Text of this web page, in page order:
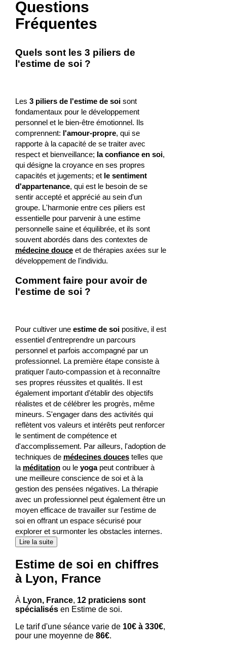
Questions
Fréquentes
Quels sont les 3 piliers de
l'estime de soi ?
Les 3 piliers de l'estime de soisont
fondamentaux pour le développement
personnel et le bien-être émotionnel. Ils
comprennent: l'amour-propre, qui se
rapporte à la capacité de se traiter avec
respect et bienveillance; la confiance en soi,
qui désigne la croyance en ses propres
capacités et jugements; et le sentiment
d'appartenance, qui est le besoin de se
sentir accepté et apprécié au sein d'un
groupe. L'harmonie entre ces piliers est
essentielle pour parvenir à une estime
personnelle saine et équilibrée, et ils sont
souvent abordés dans des contextes de
médecine douceet de thérapies axées sur le
développement de l'individu.
Comment faire pour avoir de
l'estime de soi ?
Pour cultiver une estime de soipositive, il est
essentiel d'entreprendre un parcours
personnel et parfois accompagné par un
professionnel. La première étape consiste à
pratiquer l'auto-compassion et à reconnaître
ses propres réussites et qualités. Il est
également important d'établir des objectifs
réalistes et de célébrer les progrès, même
mineurs. S'engager dans des activités qui
reflètent vos valeurs et intérêts peut renforcer
le sentiment de compétence et
d'accomplissement. Par ailleurs, l'adoption de
techniques de médecines doucestelles que
la méditationou le yogapeut contribuer à
une meilleure conscience de soi et à la
gestion des pensées négatives. La thérapie
avec un professionnel peut également être un
moyen efficace de travailler sur l'estime de
soi en offrant un espace sécurisé pour
explorer et surmonter les obstacles internes.
Lire la suite
Estime de soi en chiffres
à Lyon, France
À Lyon, France, 12 praticiens sont
spécialisésen Estime de soi.
Le tarif d'une séance varie de 10€ à 330€,
pour une moyenne de 86€.